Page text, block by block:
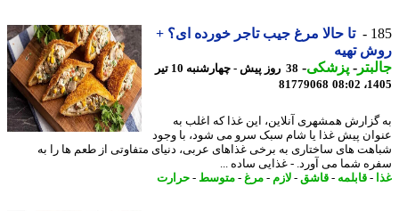
تا حالا مرغ جیب تاجر خورده ای؟ +
تهیه
-پزشکی-
38 روز پیش - چهارشنبه 10 تیر
81779068
همشهری آنلاین، این غذا که اغلب به
پیش غذا یا شام سبک سرو می شود، با وجود
های ساختاری به برخی غذاهای عربی، دنیای متفاوتی از طعم ها را به
شما می آورد. - غذایی ساده ...
-قابلمه-قاشق-لازم -مرغ -متوسط-حرارت